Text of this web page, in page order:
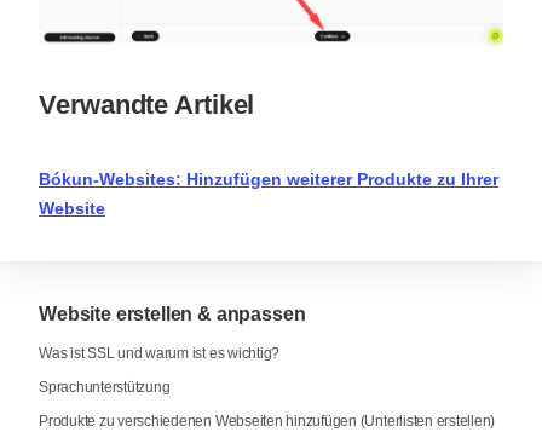
Verwandte Artikel
Bókun-Websites: Hinzufügen weiterer Produkte zu Ihrer
Website
Website erstellen & anpassen
Was ist SSL und warum ist es wichtig?
Sprachunterstützung
Produkte zu verschiedenen Webseiten hinzufügen (Unterlisten erstellen)